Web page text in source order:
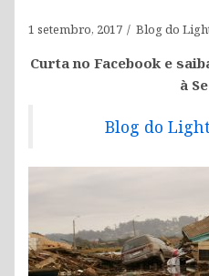
1 setembro, 2017 Blog do
Curta no Facebook e
à
Blog do